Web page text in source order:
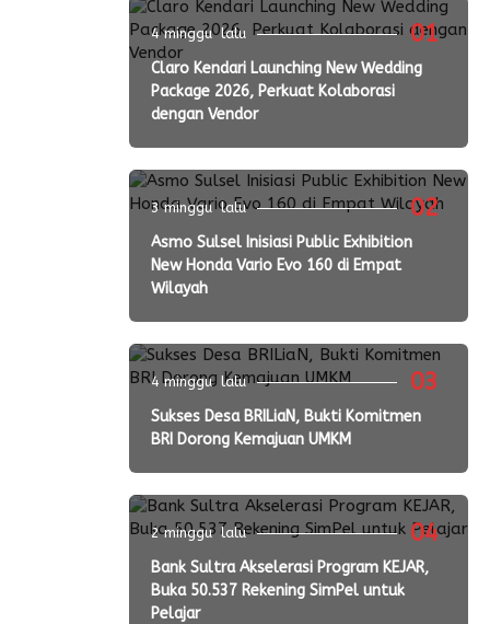
01
4 minggu lalu
Claro Kendari Launching New Wedding
Package 2026, Perkuat Kolaborasi
dengan Vendor
02
3 minggu lalu
Asmo Sulsel Inisiasi Public Exhibition
New Honda Vario Evo 160 di Empat
Wilayah
03
4 minggu lalu
Sukses Desa BRILiaN, Bukti Komitmen
BRI Dorong Kemajuan UMKM
04
2 minggu lalu
Bank Sultra Akselerasi Program KEJAR,
Buka 50.537 Rekening SimPel untuk
Pelajar